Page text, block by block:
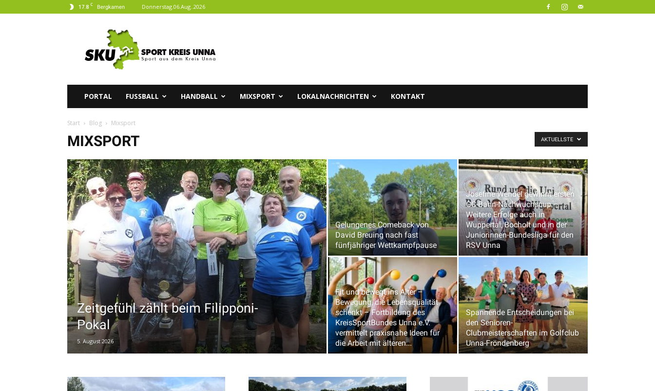
17.8 C Bergkamen Donnerstag.06.Aug..2026
Sport
aus
Kreis
Unna
PORTAL FUSSBALL HANDBALL MIXSPORT LOKALNACHRICHTEN KONTAKT
Start Blog Mixsport
MIXSPORT AKTUELLSTE
Zeitgefühl zählt beim Filipponi-
Pokal
5. August 2026
Gelungenes Comeback von
David Breuing nach fast
fünfjähriger Wettkampfpause
Josefine Wendel gewinnt ersten
GC-Bahn-Nachwuchscup –
Weitere Erfolge auch in
Wuppertal, Bocholt und in der
Juniorinnen-Bundesliga für den
RSV Unna
Fit und bewegt ins Alter –
Bewegung, die Lebensqualität
schenkt – Fortbildung des
KreisSportBundes Unna e.V.
vermittelt praxisnahe Ideen für
die Arbeit mit älteren...
Spannende Entscheidungen bei
den Senioren-
Clubmeisterschaften im Golfclub
Unna-Fröndenberg